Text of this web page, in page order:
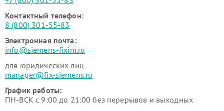
Контактный телефон:
8 (800) 301-55-83
Электронная почта:
info@siemens-fixim.ru
для юридических лиц
manager@fix-siemens.ru
График работы:
ПН-ВСК с 9:00 до 21:00 без перерывов и выходных